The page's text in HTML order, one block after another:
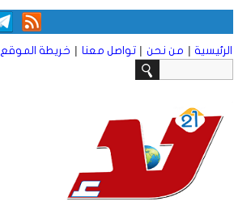
الرئيسية | من نحن | تواصل معنا | خريطة الموقع